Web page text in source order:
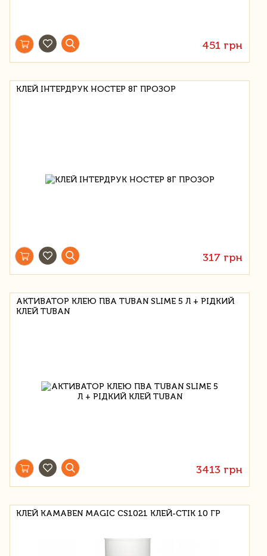
451 грн
КЛЕЙ ІНТЕРДРУК НОСТЕР 8Г ПРОЗОР
317 грн
АКТИВАТОР КЛЕЮ ПВА TUBAN SLIME 5 Л + РІДКИЙ
КЛЕЙ TUBAN
3413 грн
КЛЕЙ KAMABEN MAGIC CS1021 КЛЕЙ-СТІК 10 ГР